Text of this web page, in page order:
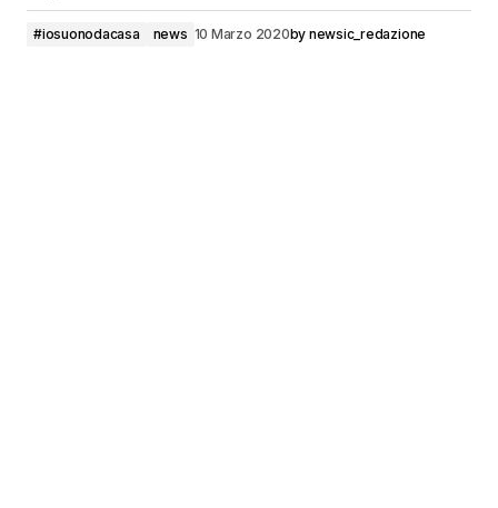
#iosuonodacasa news 10 Marzo 2020by newsic_redazione